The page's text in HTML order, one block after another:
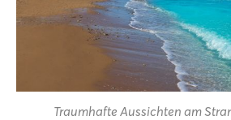
Traumhafte Aussichten am